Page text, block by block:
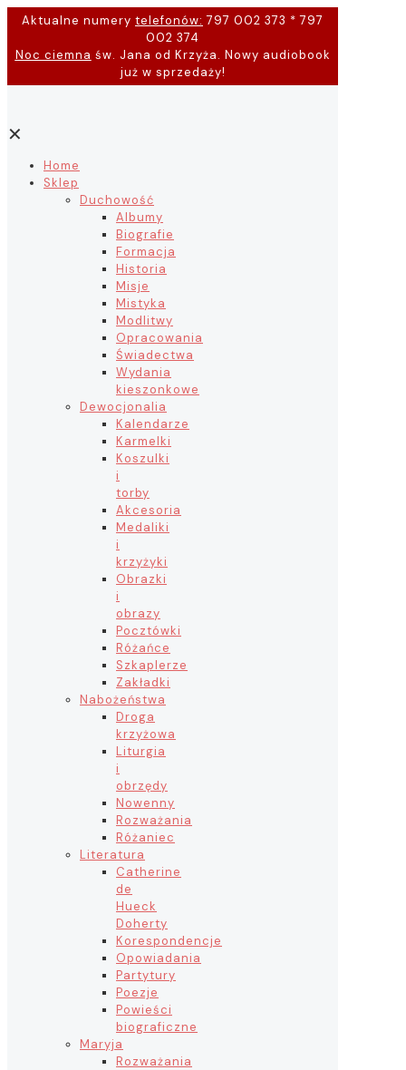
Aktualne numery telefonów: 797 002 373 * 797
002 374
Noc ciemna św. Jana od Krzyża. Nowy audiobook
już w sprzedaży!
✕
Home
Sklep
Duchowość
Albumy
Biografie
Formacja
Historia
Misje
Mistyka
Modlitwy
Opracowania
Świadectwa
Wydania
kieszonkowe
Dewocjonalia
Kalendarze
Karmelki
Koszulki
i
torby
Akcesoria
Medaliki
i
krzyżyki
Obrazki
i
obrazy
Pocztówki
Różańce
Szkaplerze
Zakładki
Nabożeństwa
Droga
krzyżowa
Liturgia
i
obrzędy
Nowenny
Rozważania
Różaniec
Literatura
Catherine
de
Hueck
Doherty
Korespondencje
Opowiadania
Partytury
Poezje
Powieści
biograficzne
Maryja
Rozważania